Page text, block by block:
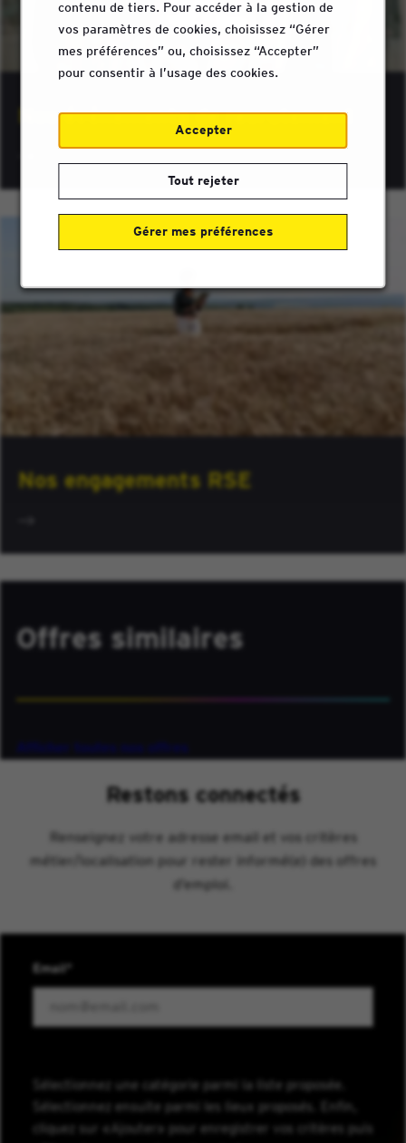
contenu de tiers. Pour accéder à la gestion de
vos paramètres de cookies, choisissez “Gérer
mes préférences” ou, choisissez “Accepter”
pour consentir à l’usage des cookies.
Accepter
Tout rejeter
Gérer mes préférences
Nos événements de recrutement
Nos engagements RSE
Offres similaires
Afficher toutes nos offres
Restons connectés
Renseignez votre adresse email et vos critères
métier/localisation pour rester informé(e) des offres
d’emploi.
Email
Sélectionnez une catégorie parmi la liste proposée.
Sélectionnez ensuite parmi les lieux proposés. Enfin,
cliquez sur «Ajouter» pour enregistrer vos critères puis